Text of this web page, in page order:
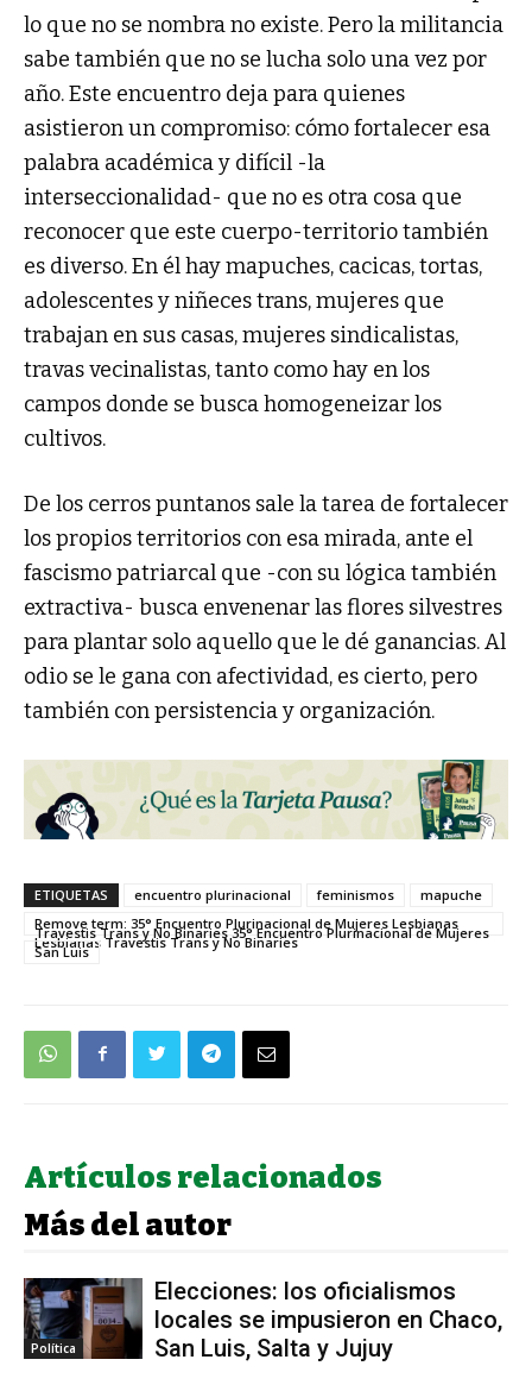
lo que no se nombra no existe. Pero la militancia
sabe también que no se lucha solo una vez por
año. Este encuentro deja para quienes
asistieron un compromiso: cómo fortalecer esa
palabra académica y difícil -la
interseccionalidad- que no es otra cosa que
reconocer que este cuerpo-territorio también
es diverso. En él hay mapuches, cacicas, tortas,
adolescentes y niñeces trans, mujeres que
trabajan en sus casas, mujeres sindicalistas,
travas vecinalistas, tanto como hay en los
campos donde se busca homogeneizar los
cultivos.
De los cerros puntanos sale la tarea de fortalecer
los propios territorios con esa mirada, ante el
fascismo patriarcal que -con su lógica también
extractiva- busca envenenar las flores silvestres
para plantar solo aquello que le dé ganancias. Al
odio se le gana con afectividad, es cierto, pero
también con persistencia y organización.
ETIQUETAS encuentro plurinacional feminismos
mapuche
Remove term: 35° Encuentro Plurinacional de Mujeres Lesbianas
Travestis Trans y No Binaries 35° Encuentro Plurinacional de Mujeres
Lesbianas Travestis Trans y No Binaries
San Luis
Artículos relacionados
Más del autor
Política
Elecciones: los oficialismos
locales se impusieron en Chaco,
San Luis, Salta y Jujuy